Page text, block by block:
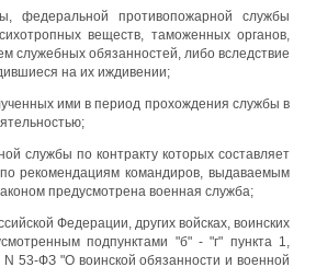
федеральной противопожарной службы
веществ, таможенных органов,
служебных обязанностей, либо вследствие
на их иждивении;
ими в период прохождения службы в
службы по контракту которых составляет
рекомендациям командиров, выдаваемым
предусмотрена военная служба;
Федерации, других войсках, воинских
подпунктами "б" - "г" пункта 1,
N 53-ФЗ "О воинской обязанности и военной